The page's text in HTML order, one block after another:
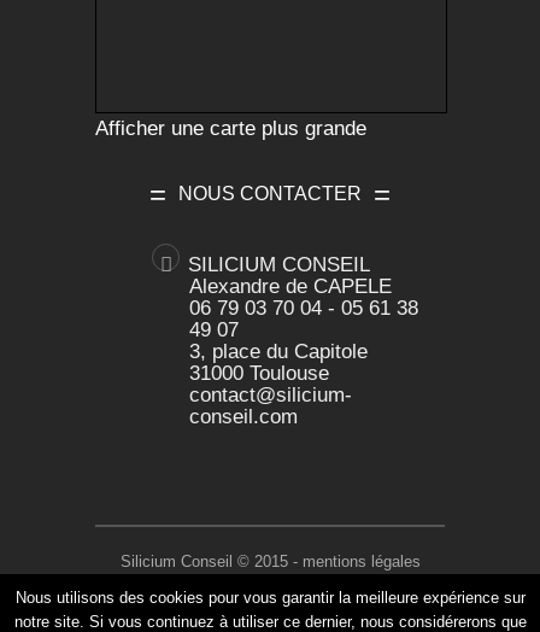
Afficher une carte plus grande
NOUS CONTACTER
SILICIUM CONSEIL
Alexandre de CAPELE
06 79 03 70 04 - 05 61 38
49 07
3, place du Capitole
31000 Toulouse
contact@silicium-
conseil.com
Silicium Conseil © 2015 - mentions légales
Nous utilisons des cookies pour vous garantir la meilleure expérience sur
notre site. Si vous continuez à utiliser ce dernier, nous considérerons que